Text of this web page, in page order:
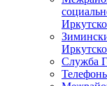
Служба